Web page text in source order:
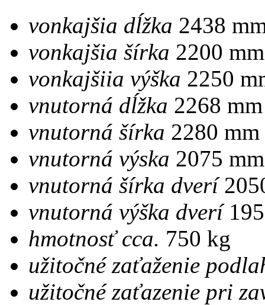
vonkajšia dĺžka 2438
vonkajšia šírka 2200 mm
vonkajšiia výška 2250
vnutorná dĺžka 2268 mm
vnutorná šírka 2280 mm
vnutorná výska 2075 mm
vnutorná šírka dverí
vnutorná výška dverí
hmotnosť cca. 750 kg
užitočné zaťaženie
užitočné zaťazenie pri